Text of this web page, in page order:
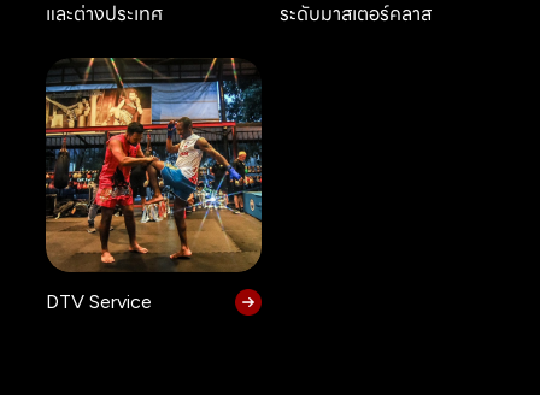
และต่างประเทศ
ระดับมาสเตอร์คลาส
DTV Service